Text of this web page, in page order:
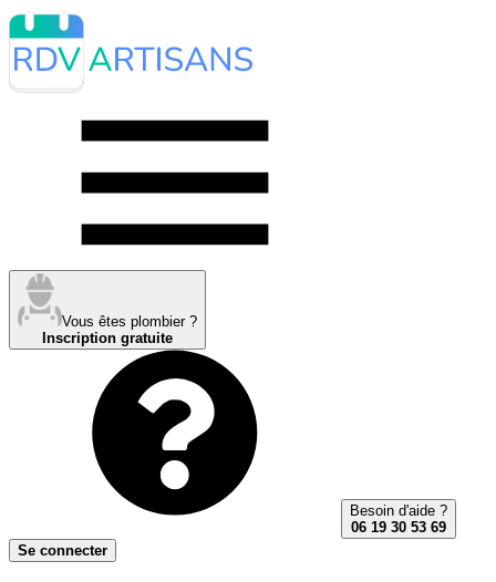
Vous êtes plombier ?
Inscription gratuite
Besoin d'aide ?
06 19 30 53 69
Se connecter